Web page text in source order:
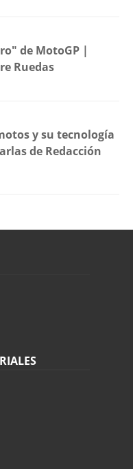
de MotoGP |
Ruedas
y su tecnología
de Redacción